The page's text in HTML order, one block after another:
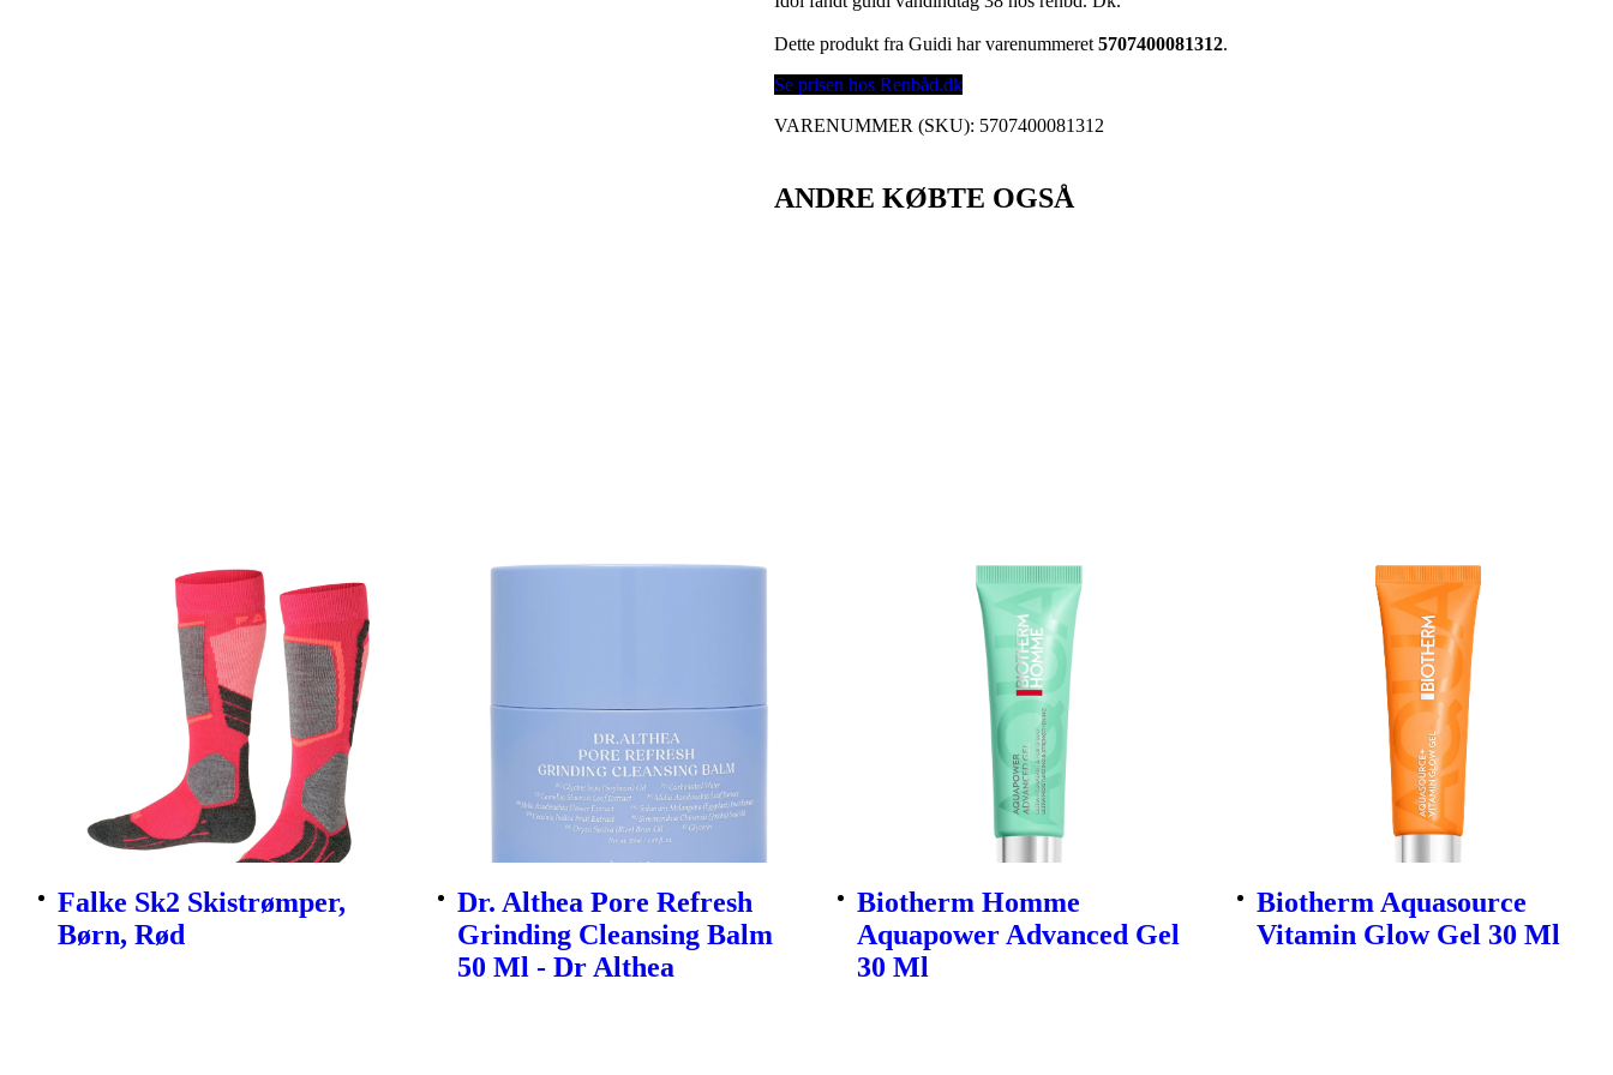
Dette produkt fra Guidi har varenummeret5707400081312.
Se prisen hos Renbåd.dk
VARENUMMER (SKU): 5707400081312
ANDRE KØBTE OGSÅ
Falke Sk2 Skistrømper,
Børn, Rød
Dr. Althea Pore Refresh
Grinding Cleansing Balm
50 Ml - Dr Althea
Biotherm Homme
Aquapower Advanced Gel
30 Ml
Biotherm Aquasource
Vitamin Glow Gel 30 Ml